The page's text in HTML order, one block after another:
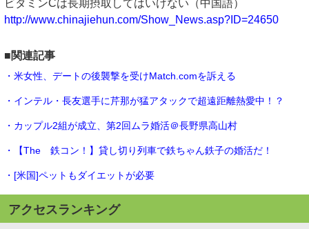
ビタミンCは長期摂取してはいけない（中国語）
http://www.chinajiehun.com/Show_News.asp?ID=24650
■関連記事
・米女性、デートの後襲撃を受けMatch.comを訴える
・インテル・長友選手に芹那が猛アタックで超遠距離熱愛中！？
・カップル2組が成立、第2回ムラ婚活＠長野県高山村
・【The 鉄コン！】貸し切り列車で鉄ちゃん鉄子の婚活だ！
・[米国]ペットもダイエットが必要
アクセスランキング